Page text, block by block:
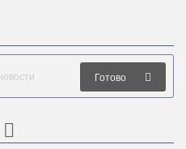
Готово